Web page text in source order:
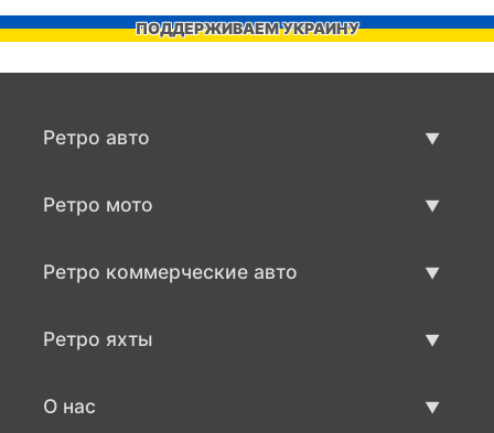
ПОДДЕРЖИВАЕМ УКРАИНУ
Ретро авто
Ретро мото
Ретро коммерческие авто
Ретро яхты
О нас